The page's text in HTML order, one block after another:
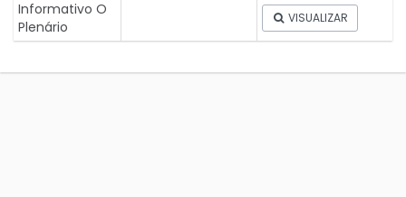
Informativo O
Plenário
VISUALIZAR